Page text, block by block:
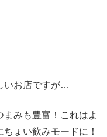
いお店ですが…
まみも豊富！これはよ
ょい飲みモードに！